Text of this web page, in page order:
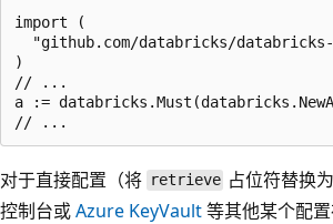
import (
"github.com/databricks/
)
// ...
a :=
对于直接配置（将 retrieve 占位符替换
控制台或Azure KeyVault等其他某个配